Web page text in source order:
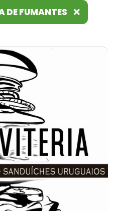
DE FUMANTES